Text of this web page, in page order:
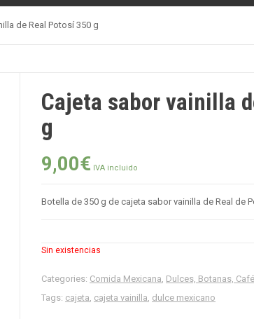
de Real Potosí 350 g
Cajeta sabor vainilla
g
9,00€ IVA incluido
Botella de 350 g de cajeta sabor vainilla de Real de
Sin existencias
Categories: Comida Mexicana, Dulces, Botanas,
Tags: cajeta, cajeta vainilla, dulce mexicano